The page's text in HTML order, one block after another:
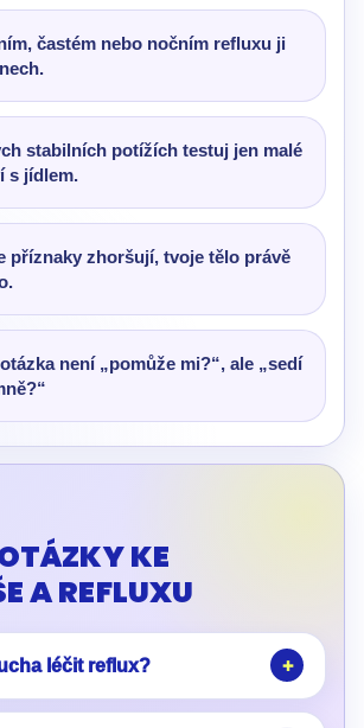
častém nebo nočním refluxu ji
stabilních potížích testuj jen malé
s jídlem.
příznaky zhoršují, tvoje tělo právě
není „pomůže mi?“, ale „sedí
KE
A REFLUXU
léčit reflux?